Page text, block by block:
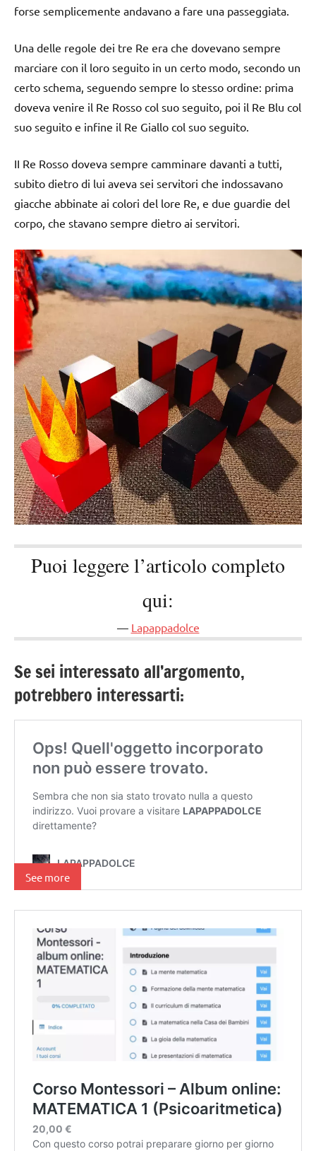
forse semplicemente andavano a fare una passeggiata.
Una delle regole dei tre Re era che dovevano sempre
marciare con il loro seguito in un certo modo, secondo un
certo schema, seguendo sempre lo stesso ordine: prima
doveva venire il Re Rosso col suo seguito, poi il Re Blu col
suo seguito e infine il Re Giallo col suo seguito.
II Re Rosso doveva sempre camminare davanti a tutti,
subito dietro di lui aveva sei servitori che indossavano
giacche abbinate ai colori del lore Re, e due guardie del
corpo, che stavano sempre dietro ai servitori.
Puoi leggere l’articolo completo
qui:
Lapappadolce
Se sei interessato all’argomento,
potrebbero interessarti:
See more